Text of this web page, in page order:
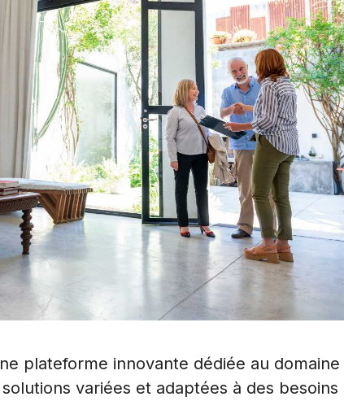
plateforme innovante dédiée au domaine
variées et adaptées à des besoins